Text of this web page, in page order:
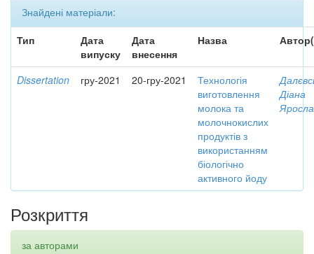
Знайдені матеріали:
Тип
Дата
випуску
Дата
внесення
Назва
Dissertation гру-2021 20-гру-2021
Технологія
виготовлення
молока та
молочнокислих
продуктів з
використанням
біологічно
активного йоду
Діана
Розкриття
за авторами